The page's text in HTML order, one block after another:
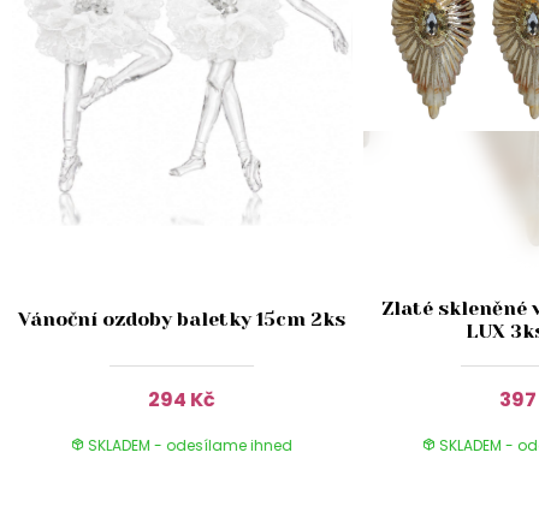
Vánoční ozdoby baletky 15cm 2ks
294 Kč
SKLADEM - odesílame ihned
Zlaté skleněné
LUX
SKLADEM -